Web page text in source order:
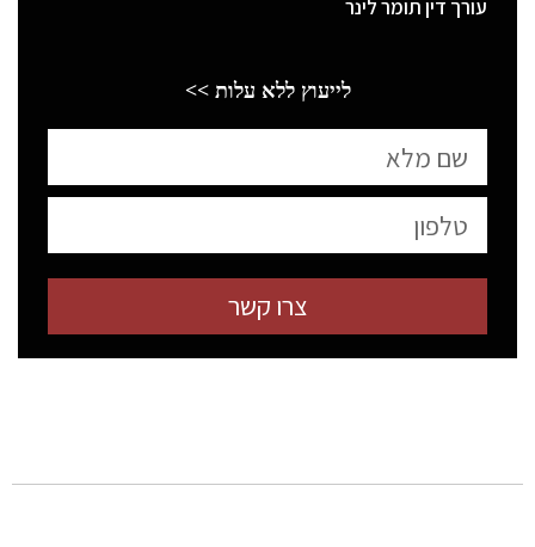
עורך דין תומר לינר
לייעוץ ללא עלות >>
צרו קשר